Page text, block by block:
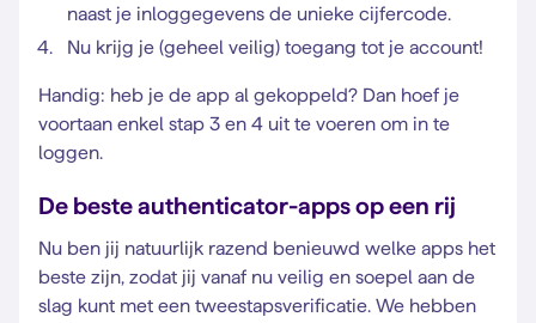
naast je inloggegevens de unieke cijfercode.
Nu krijg je (geheel veilig) toegang tot je account!
Handig: heb je de app al gekoppeld? Dan hoef je
voortaan enkel stap 3 en 4 uit te voeren om in te
loggen.
De beste authenticator-apps op een rij
Nu ben jij natuurlijk razend benieuwd welke apps het
beste zijn, zodat jij vanaf nu veilig en soepel aan de
slag kunt met een tweestapsverificatie. We hebben